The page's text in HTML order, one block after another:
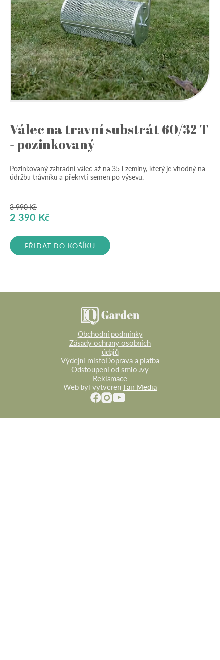
Válec na travní substrát 60/32 T
- pozinkovaný
Pozinkovaný zahradní válec až na 35 l zeminy, který je vhodný na
údržbu trávníku a překrytí semen po výsevu.
3 990Kč
Původní
byla:
3
2 390 Kč
je:
2
PŘIDAT DO KOŠÍKU
Obchodní podmínky
Zásady ochrany osobních
údajů
Výdejní místoDoprava a platba
Odstoupení od smlouvy
Reklamace
Web byl vytvořen Fair Media